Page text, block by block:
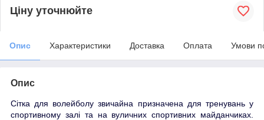
Ціну уточнюйте
Опис Характеристики Доставка Оплата Умови
Опис
Сітка для волейболу звичайна призначена для тренувань у
спортивному залі та на вуличних спортивних майданчиках.